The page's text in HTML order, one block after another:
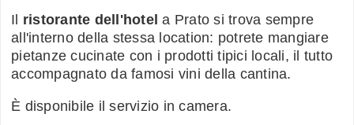
Il ristorante dell'hotel a Prato si trova sempre
all'interno della stessa location: potrete mangiare
pietanze cucinate con i prodotti tipici locali, il tutto
accompagnato da famosi vini della cantina.
È disponibile il servizio in camera.